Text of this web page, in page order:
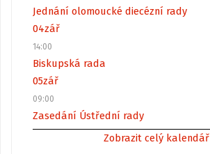
Jednání olomoucké diecézní rady
04zář
14:00
Biskupská rada
05zář
09:00
Zasedání Ústřední rady
Zobrazit celý kalendář